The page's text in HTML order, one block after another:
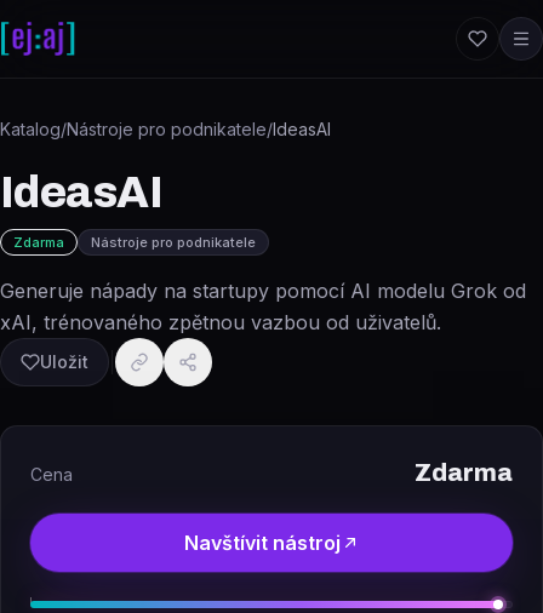
Katalog/Nástroje pro podnikatele/IdeasAI
IdeasAI
Zdarma Nástroje pro podnikatele
Generuje nápady na startupy pomocí AI modelu Grok od
xAI, trénovaného zpětnou vazbou od uživatelů.
Uložit
Cena Zdarma
Navštívit nástroj